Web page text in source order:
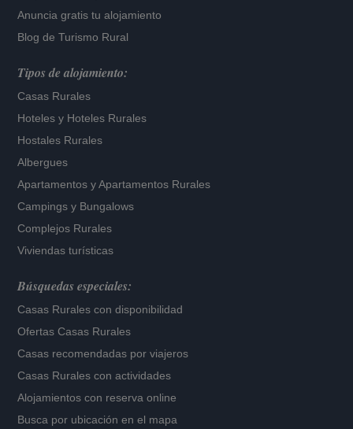
Anuncia gratis tu alojamiento
Blog de Turismo Rural
Tipos de alojamiento:
Casas Rurales
Hoteles y Hoteles Rurales
Hostales Rurales
Albergues
Apartamentos yApartamentos Rurales
Campings y Bungalows
Complejos Rurales
Viviendas turísticas
Búsquedas especiales:
Casas Rurales con disponibilidad
Ofertas Casas Rurales
Casas recomendadas por viajeros
Casas Rurales con actividades
Alojamientos con reserva online
Busca por ubicación en el mapa